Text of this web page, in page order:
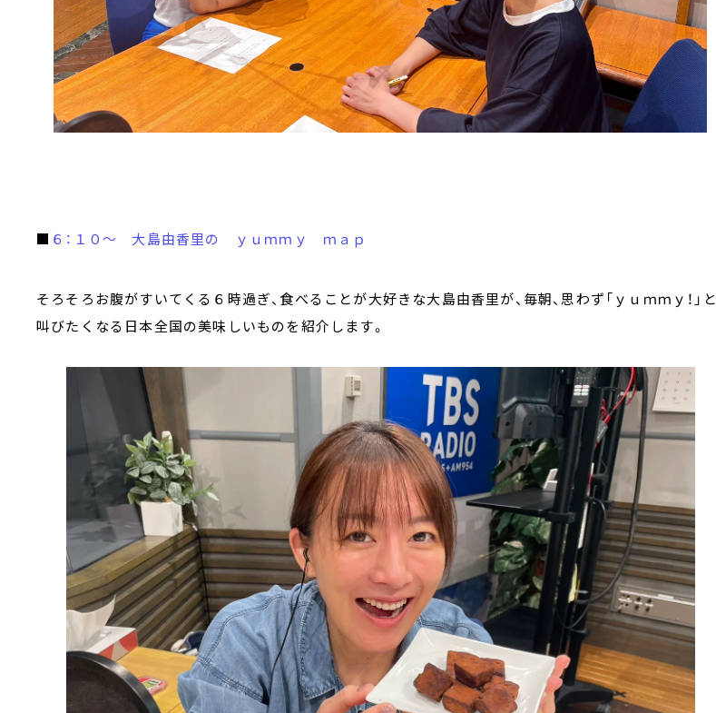
■ ６：１０～ 大島由香里の ｙｕｍｍｙ ｍａｐ
そろそろお腹がすいてくる６時過ぎ、食べることが大好きな大島由香里が、毎朝、思わず「ｙｕｍｍｙ！」と
叫びたくなる日本全国の美味しいものを紹介します。